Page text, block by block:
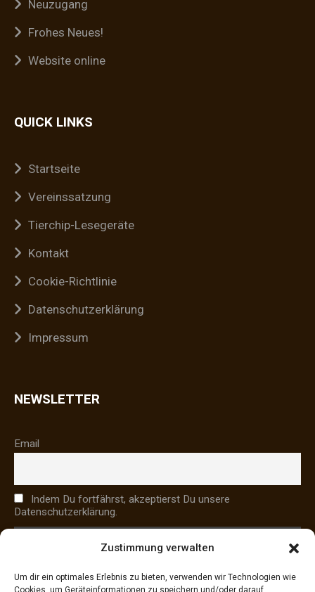
Zustimmung verwalten
Um dir ein optimales Erlebnis zu bieten, verwenden wir Technologien wie
Cookies, um Geräteinformationen zu speichern und/oder darauf
Neuzugang
Frohes Neues!
Website online
QUICK LINKS
Startseite
Vereinssatzung
Tierchip-Lesegeräte
Kontakt
Cookie-Richtlinie
Datenschutzerklärung
Impressum
NEWSLETTER
Email
Indem Du fortfährst, akzeptierst Du unsere
Datenschutzerklärung.